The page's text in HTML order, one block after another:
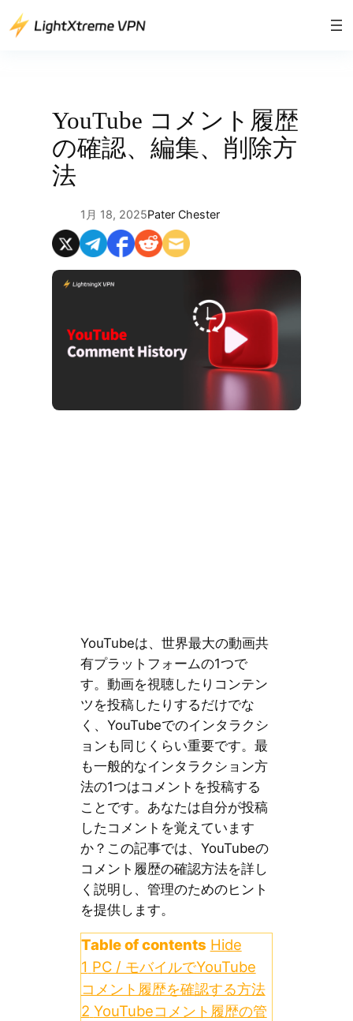
容
YouTube コメント履歴
の確認、編集、削除方
法
1月 18, 2025Pater Chester
YouTubeは、世界最大の動画共
有プラットフォームの1つで
す。動画を視聴したりコンテン
ツを投稿したりするだけでな
く、YouTubeでのインタラクシ
ョンも同じくらい重要です。最
も一般的なインタラクション方
法の1つはコメントを投稿する
ことです。あなたは自分が投稿
したコメントを覚えています
か？この記事では、YouTubeの
コメント履歴の確認方法を詳し
く説明し、管理のためのヒント
を提供します。
Table of contents Hide
1 PC / モバイルでYouTube
コメント履歴を確認する方法
2 YouTubeコメント履歴の管